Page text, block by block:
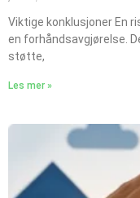
Viktige konklusjoner En
en forhåndsavgjørelse.
støtte,
Les mer »